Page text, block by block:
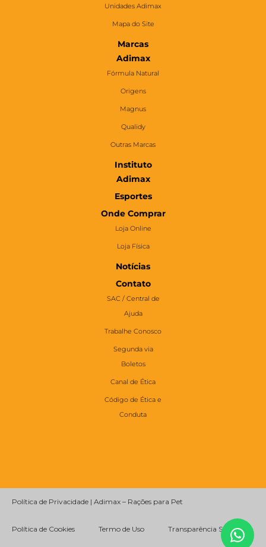
Unidades Adimax
Mapa do Site
Marcas
Adimax
Fórmula Natural
Origens
Magnus
Qualidy
Outras Marcas
Instituto
Adimax
Esportes
Onde Comprar
Loja Online
Loja Física
Notícias
Contato
SAC / Central de
Ajuda
Trabalhe Conosco
Segunda via
Boletos
Canal de Ética
Código de Ética e
Conduta
Política de Privacidade | Adimax – Rações para Pet
Política de Cookies Termo de Uso Transparência Salarial